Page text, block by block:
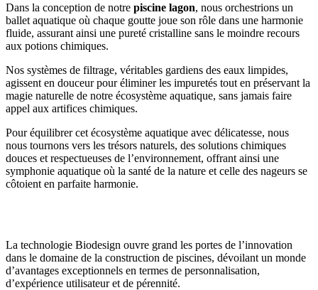
Dans la conception de notre piscine lagon, nous orchestrions un
ballet aquatique où chaque goutte joue son rôle dans une harmonie
fluide, assurant ainsi une pureté cristalline sans le moindre recours
aux potions chimiques.
Nos systèmes de filtrage, véritables gardiens des eaux limpides,
agissent en douceur pour éliminer les impuretés tout en préservant la
magie naturelle de notre écosystème aquatique, sans jamais faire
appel aux artifices chimiques.
Pour équilibrer cet écosystème aquatique avec délicatesse, nous
nous tournons vers les trésors naturels, des solutions chimiques
douces et respectueuses de l’environnement, offrant ainsi une
symphonie aquatique où la santé de la nature et celle des nageurs se
côtoient en parfaite harmonie.
La technologie Biodesign ouvre grand les portes de l’innovation
dans le domaine de la construction de piscines, dévoilant un monde
d’avantages exceptionnels en termes de personnalisation,
d’expérience utilisateur et de pérennité.